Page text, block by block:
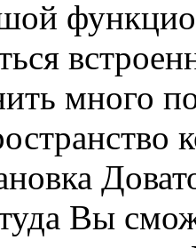
много
Вы